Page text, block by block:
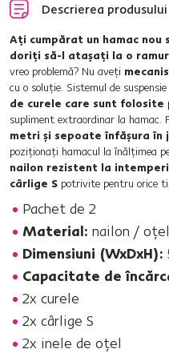
Descrierea produsului
Aţi cumpărat un hamac nou
doriţi să-l ataşaţi la o
vreo problemă? Nu aveţi
cu o soluţie. Sistemul de suspensie
de curele care sunt folosite
supliment extraordinar la hamac.
metri şi sepoate înfăşura în
poziţionaţi hamacul la înălţimea
nailon rezistent la
cârlige S potrivite pentru orice
Pachet de 2
Material: nailon / oţel
Dimensiuni (WxDxH):
Capacitate de
2x curele
2x cârlige S
2x inele de oţel